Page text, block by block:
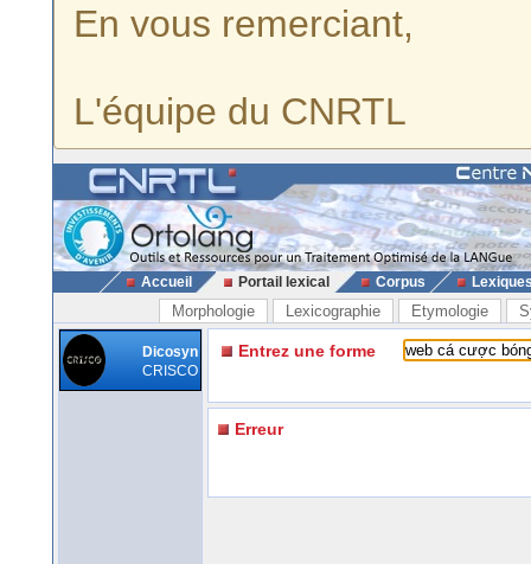
En vous remerciant,
L'équipe du CNRTL
Accueil Portail lexical Corpus
Morphologie Lexicographie Etymologie
Dicosyn
CRISCO
Entrez une forme
Erreur